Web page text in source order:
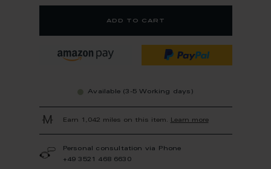
add to cart
Available (3-5 Working days)
Earn 1,042 miles on this item. Learn more
Personal consultation via Phone
+49 3521 468 6630